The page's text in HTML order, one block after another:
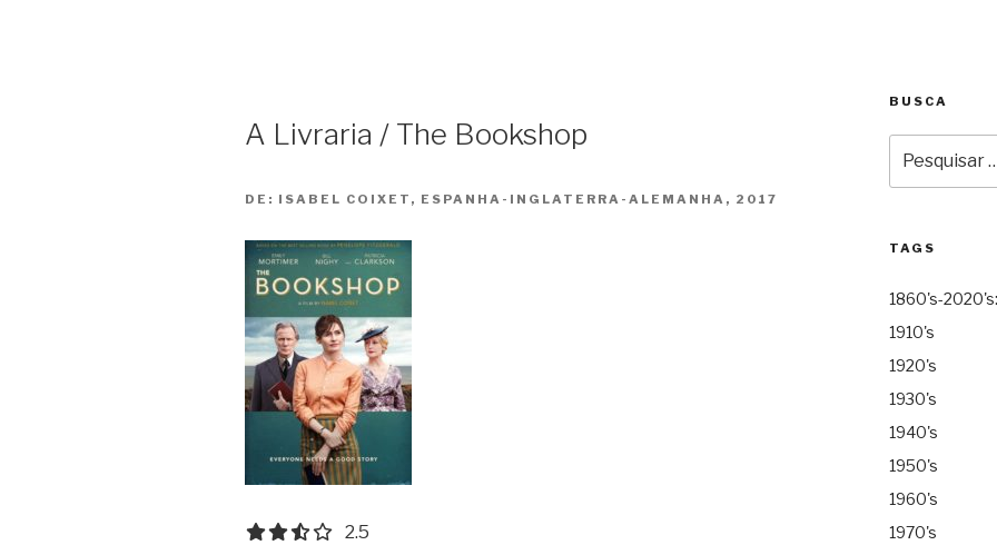
A Livraria / The Bookshop
DE: ISABEL COIXET, ESPANHA-INGLATERRA-ALEMANHA, 2017
2.5 out of 5.0 stars
2.5
BUSCA
por:
TAGS
1860's-
1910's
1920's
1930's
1940's
1950's
1960's
1970's